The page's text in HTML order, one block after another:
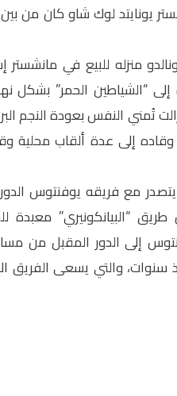
يونايتد لوك شاو كان من
منزله للبيع في مانشستر
إلى “الشياطين الحمر” بشكل
تُمني النفس بعودة النجم
إلى عدة ألقاب محلية
يتصدر مع فريقه يوفنتوس
“البيانكونيري”
إلى الدور المقبل من
سنوات، والتي يسعى الفريق